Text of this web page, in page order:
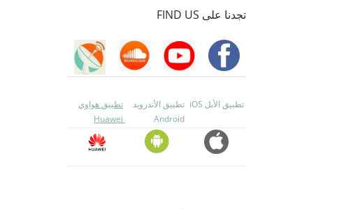
تجدنا على FIND US
تطبيق الأبل iOS
تطبيق الأندرويد
Android
تطبيق هواوي